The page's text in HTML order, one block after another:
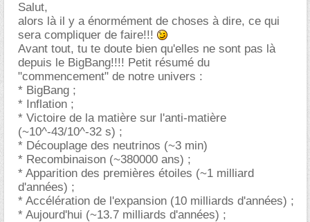
Salut,
alors là il y a énormément de choses à dire, ce qui
sera compliquer de faire!!!
Avant tout, tu te doute bien qu'elles ne sont pas là
depuis le BigBang!!!! Petit résumé du
"commencement" de notre univers :
* BigBang ;
* Inflation ;
* Victoire de la matière sur l'anti-matière
(~10^-43/10^-32 s) ;
* Découplage des neutrinos (~3 min)
* Recombinaison (~380000 ans) ;
* Apparition des premières étoiles (~1 milliard
d'années) ;
* Accélération de l'expansion (10 milliards d'années) ;
* Aujourd'hui (~13.7 milliards d'années) ;